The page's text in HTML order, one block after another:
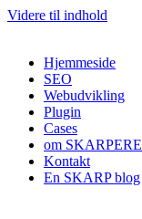
Videre til indhold
Hjemmeside
SEO
Webudvikling
Plugin
Cases
om SKARPERE
Kontakt
En SKARP blog